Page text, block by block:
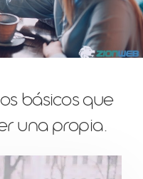
básicos que
una propia.